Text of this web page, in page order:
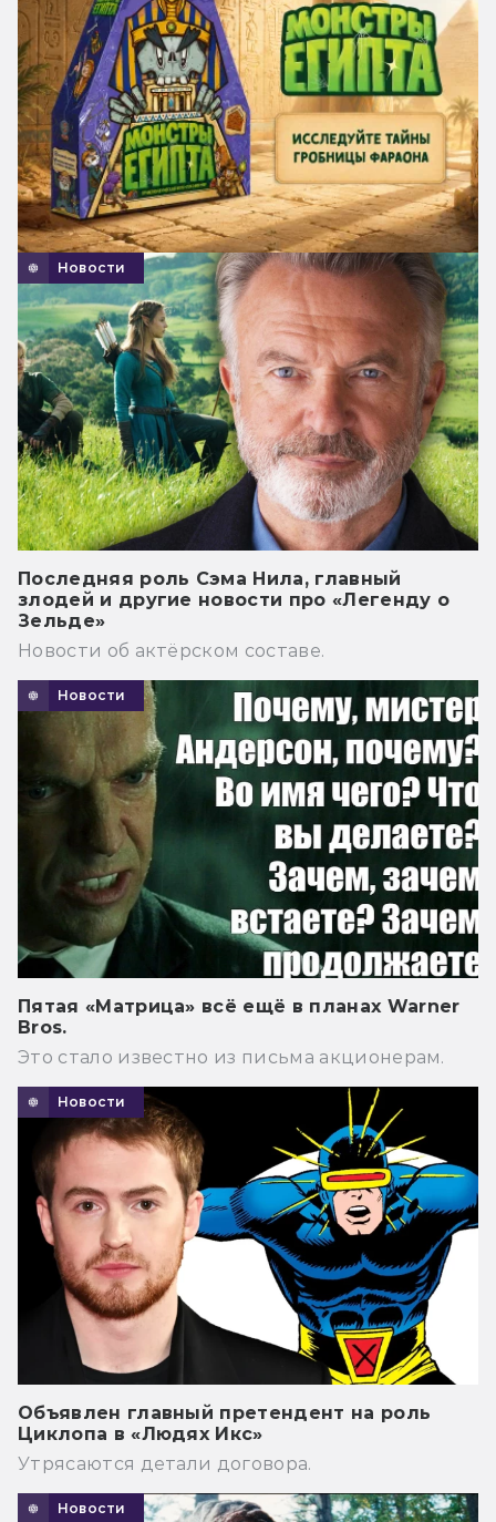
Новости
Последняя роль Сэма Нила, главный
злодей и другие новости про «Легенду о
Зельде»
Новости об актёрском составе.
Новости
Пятая «Матрица» всё ещё в планах Warner
Bros.
Это стало известно из письма акционерам.
Новости
Объявлен главный претендент на роль
Циклопа в «Людях Икс»
Утрясаются детали договора.
Новости